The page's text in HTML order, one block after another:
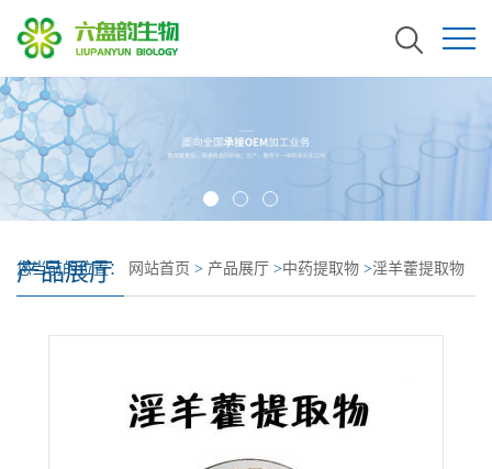
产品展厅
您当前的位置： 网站首页 > 产品展厅 >中药提取物 >淫羊藿提取物